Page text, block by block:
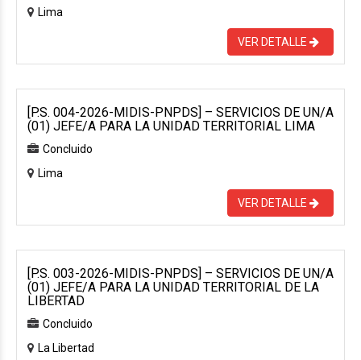
Lima
VER DETALLE
[P.S. 004-2026-MIDIS-PNPDS] – SERVICIOS DE UN/A
(01) JEFE/A PARA LA UNIDAD TERRITORIAL LIMA
Concluido
Lima
VER DETALLE
[P.S. 003-2026-MIDIS-PNPDS] – SERVICIOS DE UN/A
(01) JEFE/A PARA LA UNIDAD TERRITORIAL DE LA
LIBERTAD
Concluido
La Libertad